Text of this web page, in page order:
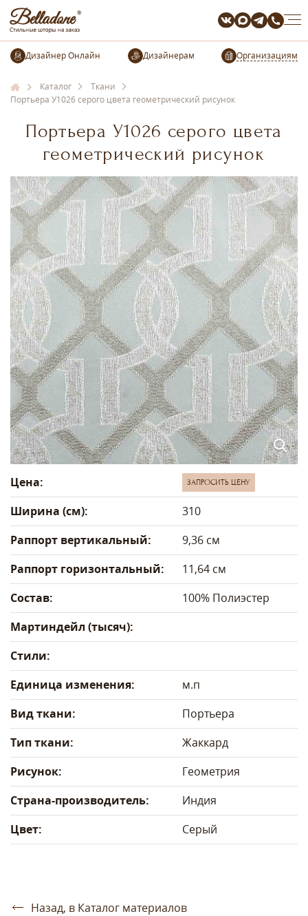
Организациям
Каталог
Ткани
Портьера У1026 серого цвета геометрический рисунок
Портьера У1026 серого цвета
геометрический рисунок
Цена: ЗАПРОСИТЬ ЦЕНУ
Ширина (см):
310
Раппорт вертикальный:
9,36 см
Раппорт горизонтальный:
11,64 см
Состав:
100% Полиэстер
Мартиндейл (тысяч):
Стили:
Единица изменения:
м.п
Вид ткани:
Портьера
Тип ткани:
Жаккард
Рисунок:
Геометрия
Страна-производитель:
Индия
Цвет:
Серый
Назад, в Каталог материалов